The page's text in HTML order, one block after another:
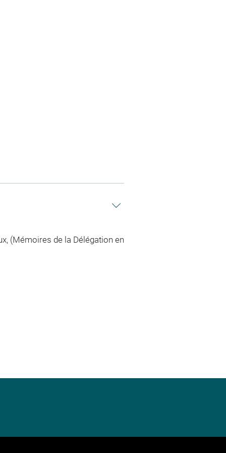
(Mémoires de la Délégation en